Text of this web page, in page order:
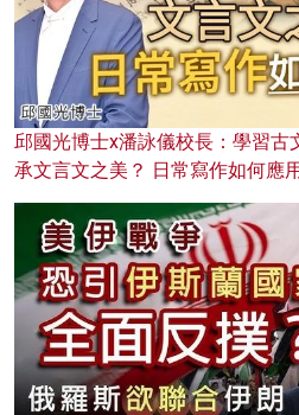
邱國光博士x潘詠儀校長：學習古
承文言文之美？ 日常寫作如何應